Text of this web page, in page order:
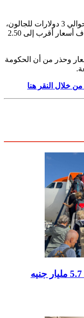
على الرغم من أن المتوسط الوطني ظل حوالي 3 دولارات للجالون،
إلا أن ترامب حث تجار التجزئة على استهداف أسعار أقرب إلى 2.50
وحذر من أن الحكومة
EasyJet توافق على استحواذ بقيمة 5.7 مليار جنيه